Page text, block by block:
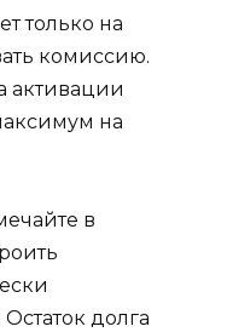
только на
комиссию.
активации
на
в
долга